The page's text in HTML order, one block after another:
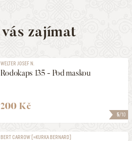
zajímat
5/10
WELTER JOSEF N.
Rodokaps 135 - Pod maskou
200 Kč
BERT CARROW [=KURKA BERNARD]